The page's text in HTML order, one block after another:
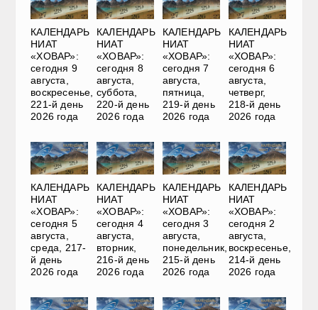
КАЛЕНДАРЬ
НИАТ
«ХОВАР»:
сегодня 9
августа,
воскресенье,
221-й день
2026 года
КАЛЕНДАРЬ
НИАТ
«ХОВАР»:
сегодня 8
августа,
суббота,
220-й день
2026 года
КАЛЕНДАРЬ
НИАТ
«ХОВАР»:
сегодня 7
августа,
пятница,
219-й день
2026 года
КАЛЕНДАРЬ
НИАТ
«ХОВАР»:
сегодня 6
августа,
четверг,
218-й день
2026 года
КАЛЕНДАРЬ
НИАТ
«ХОВАР»:
сегодня 5
августа,
среда, 217-
й день
2026 года
КАЛЕНДАРЬ
НИАТ
«ХОВАР»:
сегодня 4
августа,
вторник,
216-й день
2026 года
КАЛЕНДАРЬ
НИАТ
«ХОВАР»:
сегодня 3
августа,
понедельник,
215-й день
2026 года
КАЛЕНДАРЬ
НИАТ
«ХОВАР»:
сегодня 2
августа,
воскресенье,
214-й день
2026 года